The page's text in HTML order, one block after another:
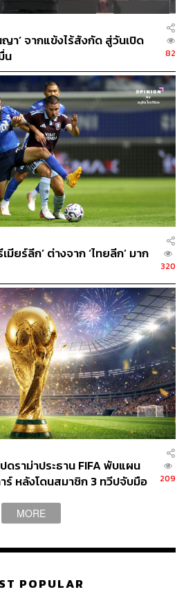
ญา’ จากแข้งไร้สังกัด สู่วันเปิด
น
82
มียร์ลีก’ ต่างจาก ‘ไทยลีก’ มาก
320
ดราม่าประธาน FIFA พับแผน
หลังโดนสมาชิก 3 ทวีปจับมือ
209
MORE
POPULAR